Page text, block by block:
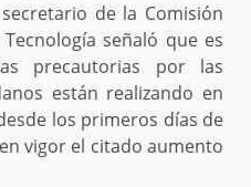
de la Comisión
señaló que es
precautorias por las
están realizando en
los primeros días de
vigor el citado aumento